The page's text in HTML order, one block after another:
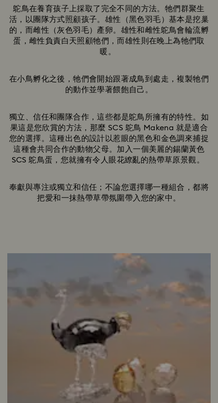
鴕鳥在養育孩子上採取了完全不同的方法。牠們群聚生
活，以團隊方式照顧孩子。雄性（黑色羽毛）基本是挖巢
的，而雌性（灰色羽毛）產卵。雄性和雌性鴕鳥會輪流孵
蛋，雌性負責白天照顧牠們，而雄性則在晚上為牠們取
暖。
在小鳥孵化之後，牠們會開始跟著成鳥到處走，複製牠們
的動作並學著餵飽自己。
獨立、信任和團隊合作，這些都是鴕鳥所擁有的特性。如
果這是您欣賞的方法，那麼 SCS 鴕鳥 Makena 就是適合
您的選擇。這種出色的設計以惹眼的黑色和金色調來捕捉
這種會共同合作的動物父母。加入一個美麗的錫蘭黃色
SCS 鴕鳥蛋，您就擁有令人眼花繚亂的熱帶草原景觀。
奉獻與專注或獨立和信任；不論您選擇哪一種組合，都將
把愛和一抹熱帶草帶氛圍帶入您的家中。